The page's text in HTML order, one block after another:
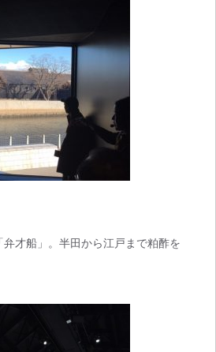
才船」。半田から江戸まで粕酢を